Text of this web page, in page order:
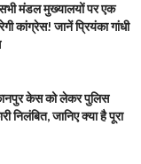
मंडल मुख्यालयों पर एक
कांग्रेस! जानें प्रियंका गांधी
केस को लेकर पुलिस
जानिए क्या है पूरा